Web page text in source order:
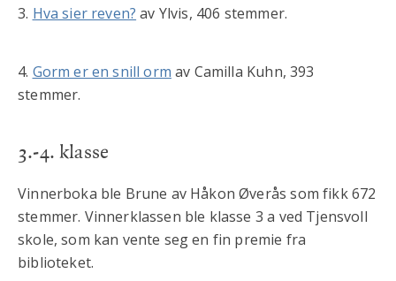
3. Hva sier reven? av Ylvis, 406 stemmer.
4. Gorm er en snill orm av Camilla Kuhn, 393
stemmer.
3.-4. klasse
Vinnerboka ble Brune av Håkon Øverås som fikk 672
stemmer. Vinnerklassen ble klasse 3 a ved Tjensvoll
skole, som kan vente seg en fin premie fra
biblioteket.